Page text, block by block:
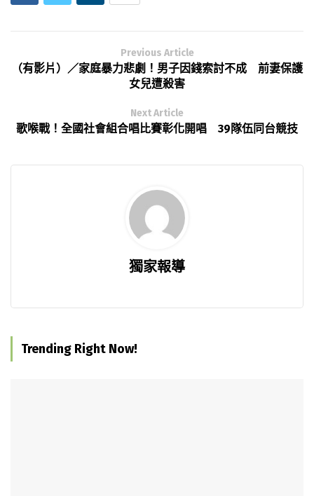
Previous Article
（有影片）／家庭暴力悲劇！男子因錢索討不成 前妻保護
女兒遭殺害
Next Article
歌喉戰！全國社會組合唱比賽彰化開唱 39隊伍同台競技
獨家報導
Trending Right Now!